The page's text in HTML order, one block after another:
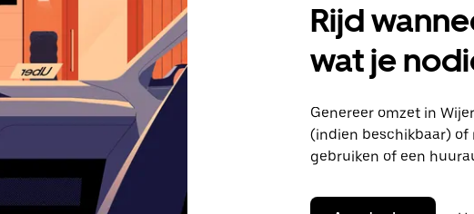
Rijd
wat je
Genereer omzet in
(indien beschikbaar) of
gebruiken of een